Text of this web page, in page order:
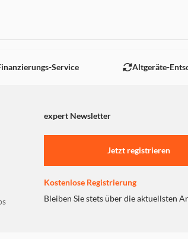
du mit Facecam auch unter
Service Altgeräte-
expert Newsletter
Jetzt registrieren
Kostenlose Registrierung
Bleiben Sie stets über die aktuellsten